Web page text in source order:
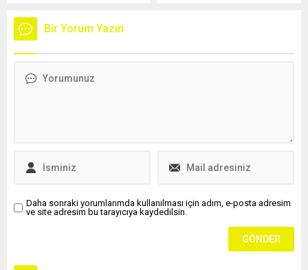
yaralandı.
Bir Yorum Yazın
Daha sonraki yorumlarımda kullanılması için adım, e-posta adresim
ve site adresim bu tarayıcıya kaydedilsin.